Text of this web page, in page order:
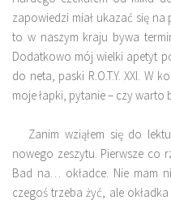
zapowiedzi miał ukazać się na
to w naszym kraju bywa
Dodatkowo mój wielki apetyt
do neta, paski R.O.T.Y. XXI. W
moje łapki, pytanie – czy warto
Zanim wziąłem się do
nowego zeszytu. Pierwsze co
Bad na… okładce. Nie mam
czegoś trzeba żyć, ale